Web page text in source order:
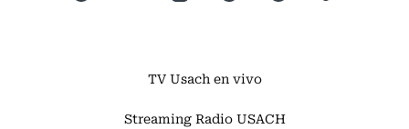
TV Usach en vivo
Streaming Radio USACH